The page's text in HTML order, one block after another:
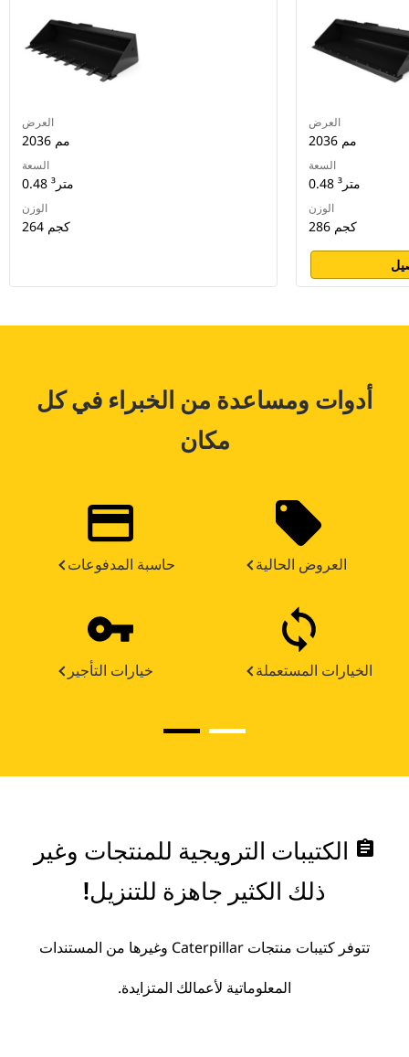
العرض
2036 مم
السعة
0.48 متر³
الوزن
264 كجم
العرض
2036 مم
السعة
0.48 متر³
الوزن
286 كجم
أدوات ومساعدة من الخبراء في كل
مكان
حاسبة المدفوعات العروض الحالية
خيارات التأجير الخيارات المستعملة
assignment الكتيبات الترويجية للمنتجات وغير
ذلك الكثير جاهزة للتنزيل!
تتوفر كتيبات منتجات Caterpillar وغيرها من المستندات
المعلوماتية لأعمالك المتزايدة.